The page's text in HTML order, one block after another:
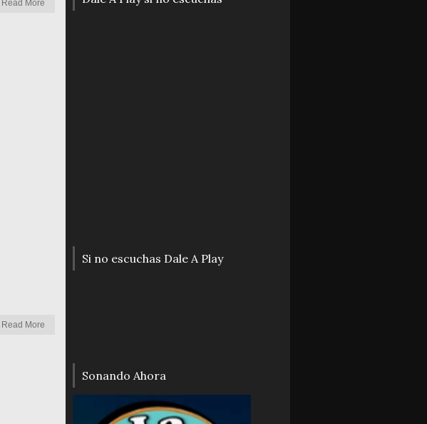
Read More
Read More
Si no escuchas Dale A Play
Sonando Ahora